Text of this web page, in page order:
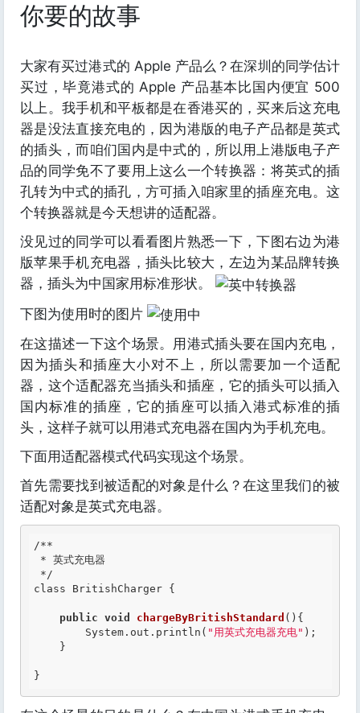
你要的故事
大家有买过港式的 Apple 产品么？在深圳的同学估计
买过，毕竟港式的 Apple 产品基本比国内便宜 500
以上。我手机和平板都是在香港买的，买来后这充电
器是没法直接充电的，因为港版的电子产品都是英式
的插头，而咱们国内是中式的，所以用上港版电子产
品的同学免不了要用上这么一个转换器：将英式的插
孔转为中式的插孔，方可插入咱家里的插座充电。这
个转换器就是今天想讲的适配器。
没见过的同学可以看看图片熟悉一下，下图右边为港
版苹果手机充电器，插头比较大，左边为某品牌转换
器，插头为中国家用标准形状。
下图为使用时的图片
在这描述一下这个场景。用港式插头要在国内充电，
因为插头和插座大小对不上，所以需要加一个适配
器，这个适配器充当插头和插座，它的插头可以插入
国内标准的插座，它的插座可以插入港式标准的插
头，这样子就可以用港式充电器在国内为手机充电。
下面用适配器模式代码实现这个场景。
首先需要找到被适配的对象是什么？在这里我们的被
适配对象是英式充电器。
/**
*/
class BritishCharger {
public void chargeByBritishStandard (){
        System.out.println(
"用英式充电器充电" );